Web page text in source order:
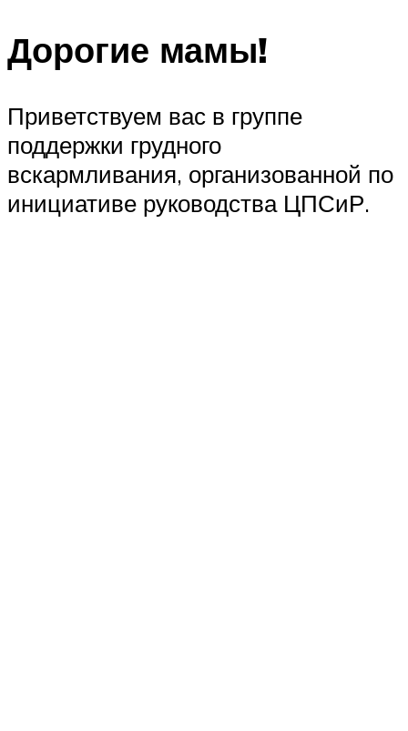
Дорогие мамы!
Приветствуем вас в группе
поддержки грудного
вскармливания, организованной по
инициативе руководства ЦПСиР.